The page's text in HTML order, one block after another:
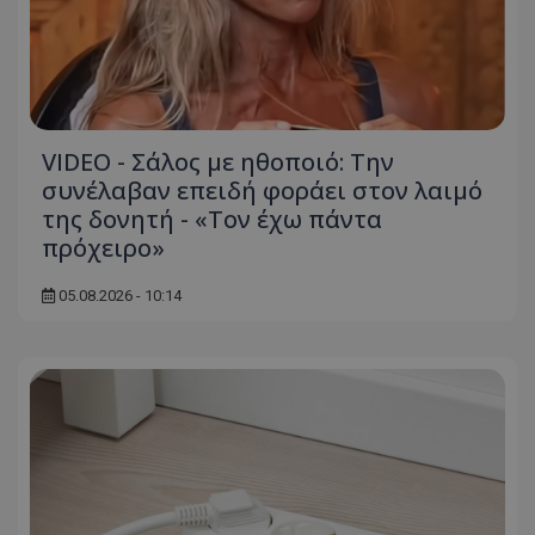
VIDEO - Σάλος με ηθοποιό: Την
συνέλαβαν επειδή φοράει στον λαιμό
της δονητή - «Τον έχω πάντα
πρόχειρο»
05.08.2026 - 10:14
ASP.NET_SessionId